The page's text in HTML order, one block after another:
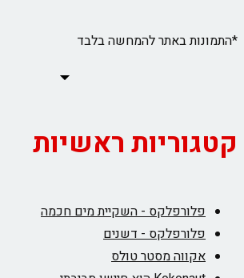
*התמונות באתר להמחשה בלבד
קטגוריות ראשיות
פלורפלקס - השקיית מים חכמה
פלורפלקס - דשנים
אקווה מסטר טולס